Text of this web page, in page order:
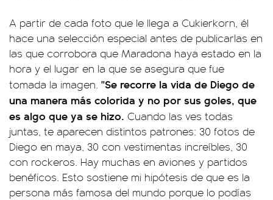
A partir de cada foto que le llega a Cukierkorn, él
hace una selección especial antes de publicarlas en
las que corrobora que Maradona haya estado en la
hora y el lugar en la que se asegura que fue
tomada la imagen. "Se recorre la vida de Diego de
una manera más colorida y no por sus goles, que
es algo que ya se hizo. Cuando las ves todas
juntas, te aparecen distintos patrones: 30 fotos de
Diego en maya, 30 con vestimentas increíbles, 30
con rockeros. Hay muchas en aviones y partidos
benéficos. Esto sostiene mi hipótesis de que es la
persona más famosa del mundo porque lo podías